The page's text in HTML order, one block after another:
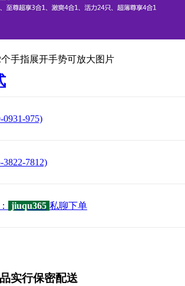
手指展开手势可放大图片
975)
7812)
jiuqu365 私聊下单
实行保密配送